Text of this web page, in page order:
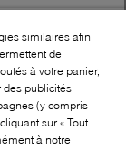
similaires afin
de
à votre panier,
des publicités
(y compris
sur « Tout
à notre